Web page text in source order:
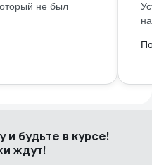
не был
и будьте в курсе!
ждут!